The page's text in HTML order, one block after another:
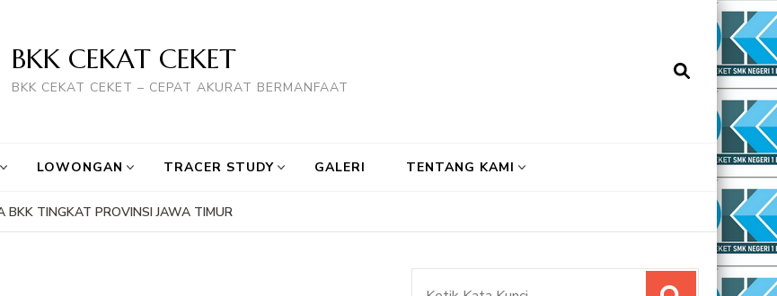
BKK CEKAT CEKET
BKK CEKAT CEKET – CEPAT AKURAT BERMANFAAT
LOWONGAN TRACER STUDY GALERI TENTANG KAMI
BKK TINGKAT PROVINSI JAWA TIMUR